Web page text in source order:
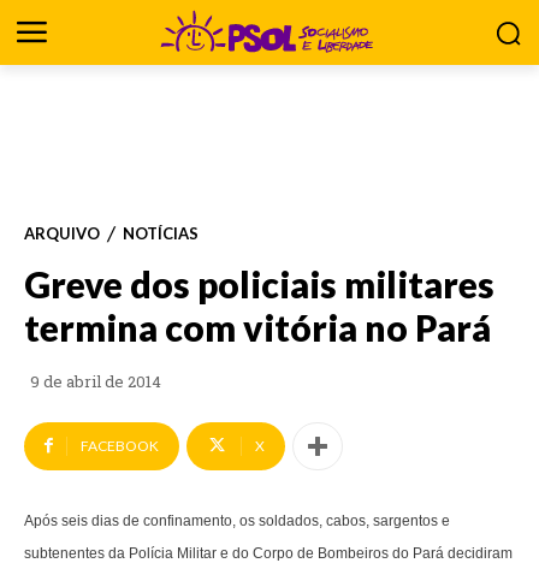
ARQUIVO NOTÍCIAS
Greve dos policiais militares
termina com vitória no Pará
9 de abril de 2014
FACEBOOK X
Após seis dias de confinamento, os soldados, cabos, sargentos e
subtenentes da Polícia Militar e do Corpo de Bombeiros do Pará decidiram